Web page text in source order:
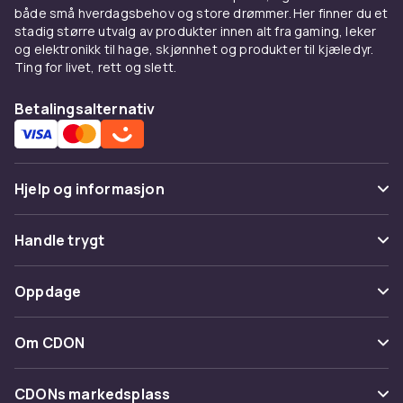
både små hverdagsbehov og store drømmer. Her finner du et
stadig større utvalg av produkter innen alt fra gaming, leker
og elektronikk til hage, skjønnhet og produkter til kjæledyr.
Ting for livet, rett og slett.
Betalingsalternativ
Hjelp og informasjon
Vanlige spørsmål
Spor pakke
Angre & returner her
Kontakt oss
Handle trygt
Betaling
Levering
Tilbakekallinger
Oppdage
Kategorier
Varemerker
Om CDON
Om oss
CDONs markedsplass